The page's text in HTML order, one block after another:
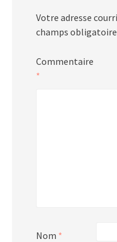
Votre adresse
champs
Commentaire
*
Nom *